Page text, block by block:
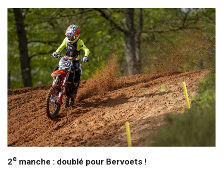
2e manche : doublé pour Bervoets !